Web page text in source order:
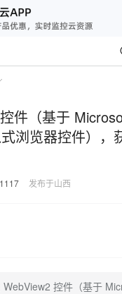
件（基于
浏览器控件），
1117 发布于山西
WebView2 控件（基于